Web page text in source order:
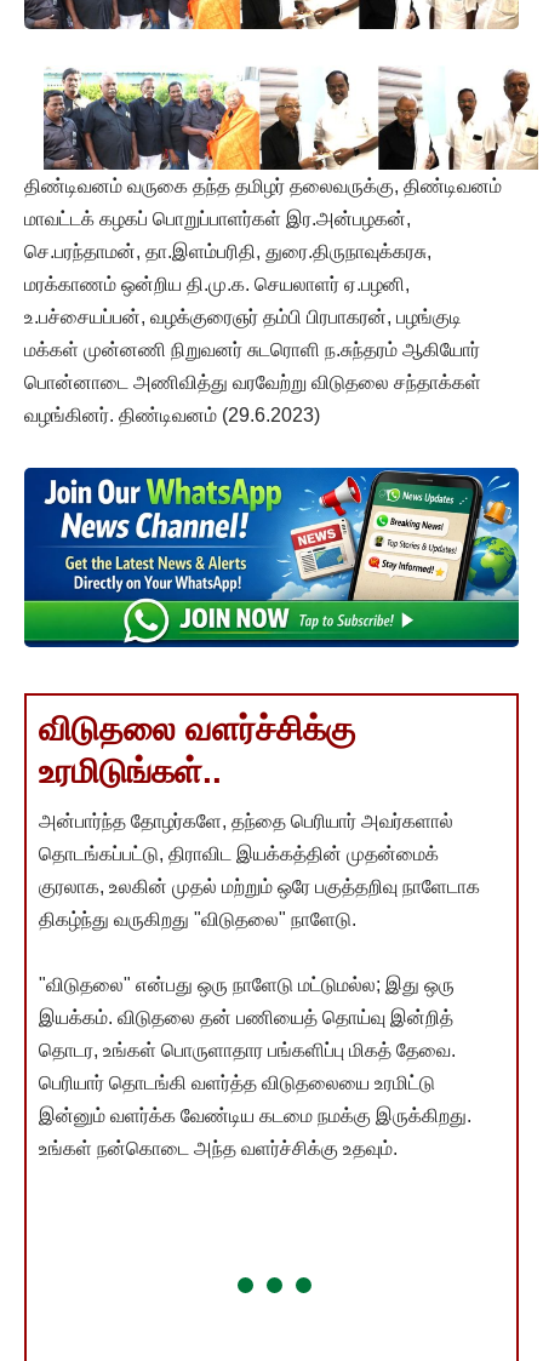
திண்டிவனம் வருகை தந்த தமிழர் தலைவருக்கு, திண்டிவனம்
மாவட்டக் கழகப் பொறுப்பாளர்கள் இர.அன்பழகன்,
செ.பரந்தாமன், தா.இளம்பரிதி, துரை.திருநாவுக்கரசு,
மரக்காணம் ஒன்றிய தி.மு.க. செயலாளர் ஏ.பழனி,
உ.பச்சையப்பன், வழக்குரைஞர் தம்பி பிரபாகரன், பழங்குடி
மக்கள் முன்னணி நிறுவனர் சுடரொளி ந.சுந்தரம் ஆகியோர்
பொன்னாடை அணிவித்து வரவேற்று விடுதலை சந்தாக்கள்
வழங்கினர். திண்டிவனம் (29.6.2023)
விடுதலை வளர்ச்சிக்கு
உரமிடுங்கள்..
அன்பார்ந்த தோழர்களே, தந்தை பெரியார் அவர்களால்
தொடங்கப்பட்டு, திராவிட இயக்கத்தின் முதன்மைக்
குரலாக, உலகின் முதல் மற்றும் ஒரே பகுத்தறிவு நாளேடாக
திகழ்ந்து வருகிறது "விடுதலை" நாளேடு.
"விடுதலை" என்பது ஒரு நாளேடு மட்டுமல்ல; இது ஒரு
இயக்கம். விடுதலை தன் பணியைத் தொய்வு இன்றித்
தொடர, உங்கள் பொருளாதார பங்களிப்பு மிகத் தேவை.
பெரியார் தொடங்கி வளர்த்த விடுதலையை உரமிட்டு
இன்னும் வளர்க்க வேண்டிய கடமை நமக்கு இருக்கிறது.
உங்கள் நன்கொடை அந்த வளர்ச்சிக்கு உதவும்.